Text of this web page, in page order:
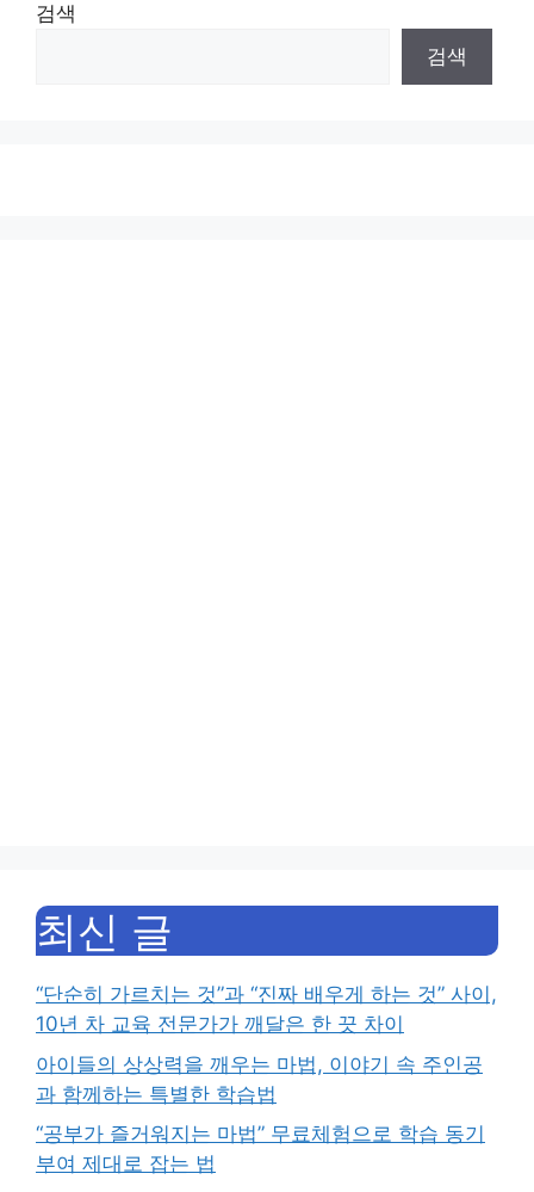
검색
검색
최신 글
“단순히 가르치는 것”과 “진짜 배우게 하는 것” 사이,
10년 차 교육 전문가가 깨달은 한 끗 차이
아이들의 상상력을 깨우는 마법, 이야기 속 주인공
과 함께하는 특별한 학습법
“공부가 즐거워지는 마법” 무료체험으로 학습 동기
부여 제대로 잡는 법